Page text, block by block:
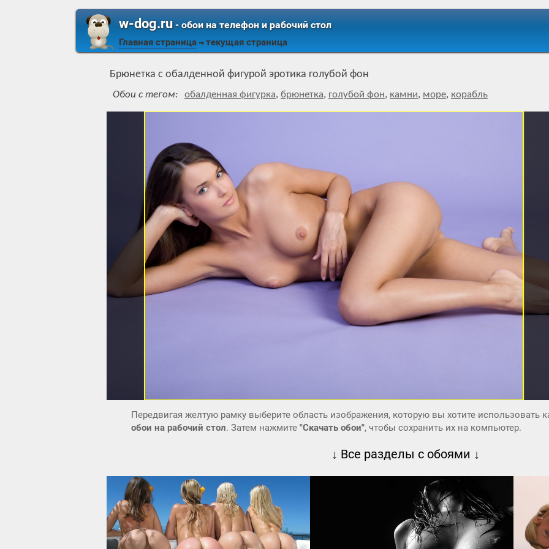
w-dog.ru- обои на телефон и рабочий стол
Главная страница ⇒ текущая страница
Брюнетка с обалденной фигурой эротика голубой фон
Обои с тегом: обалденная фигурка, брюнетка, голубой фон, камни, море, корабль
Передвигая желтую рамку выберите область изображения, которую вы хотите использовать
обои на рабочий стол. Затем нажмите "Скачать обои", чтобы сохранить их на компьютер.
↓ Все разделы с обоями ↓